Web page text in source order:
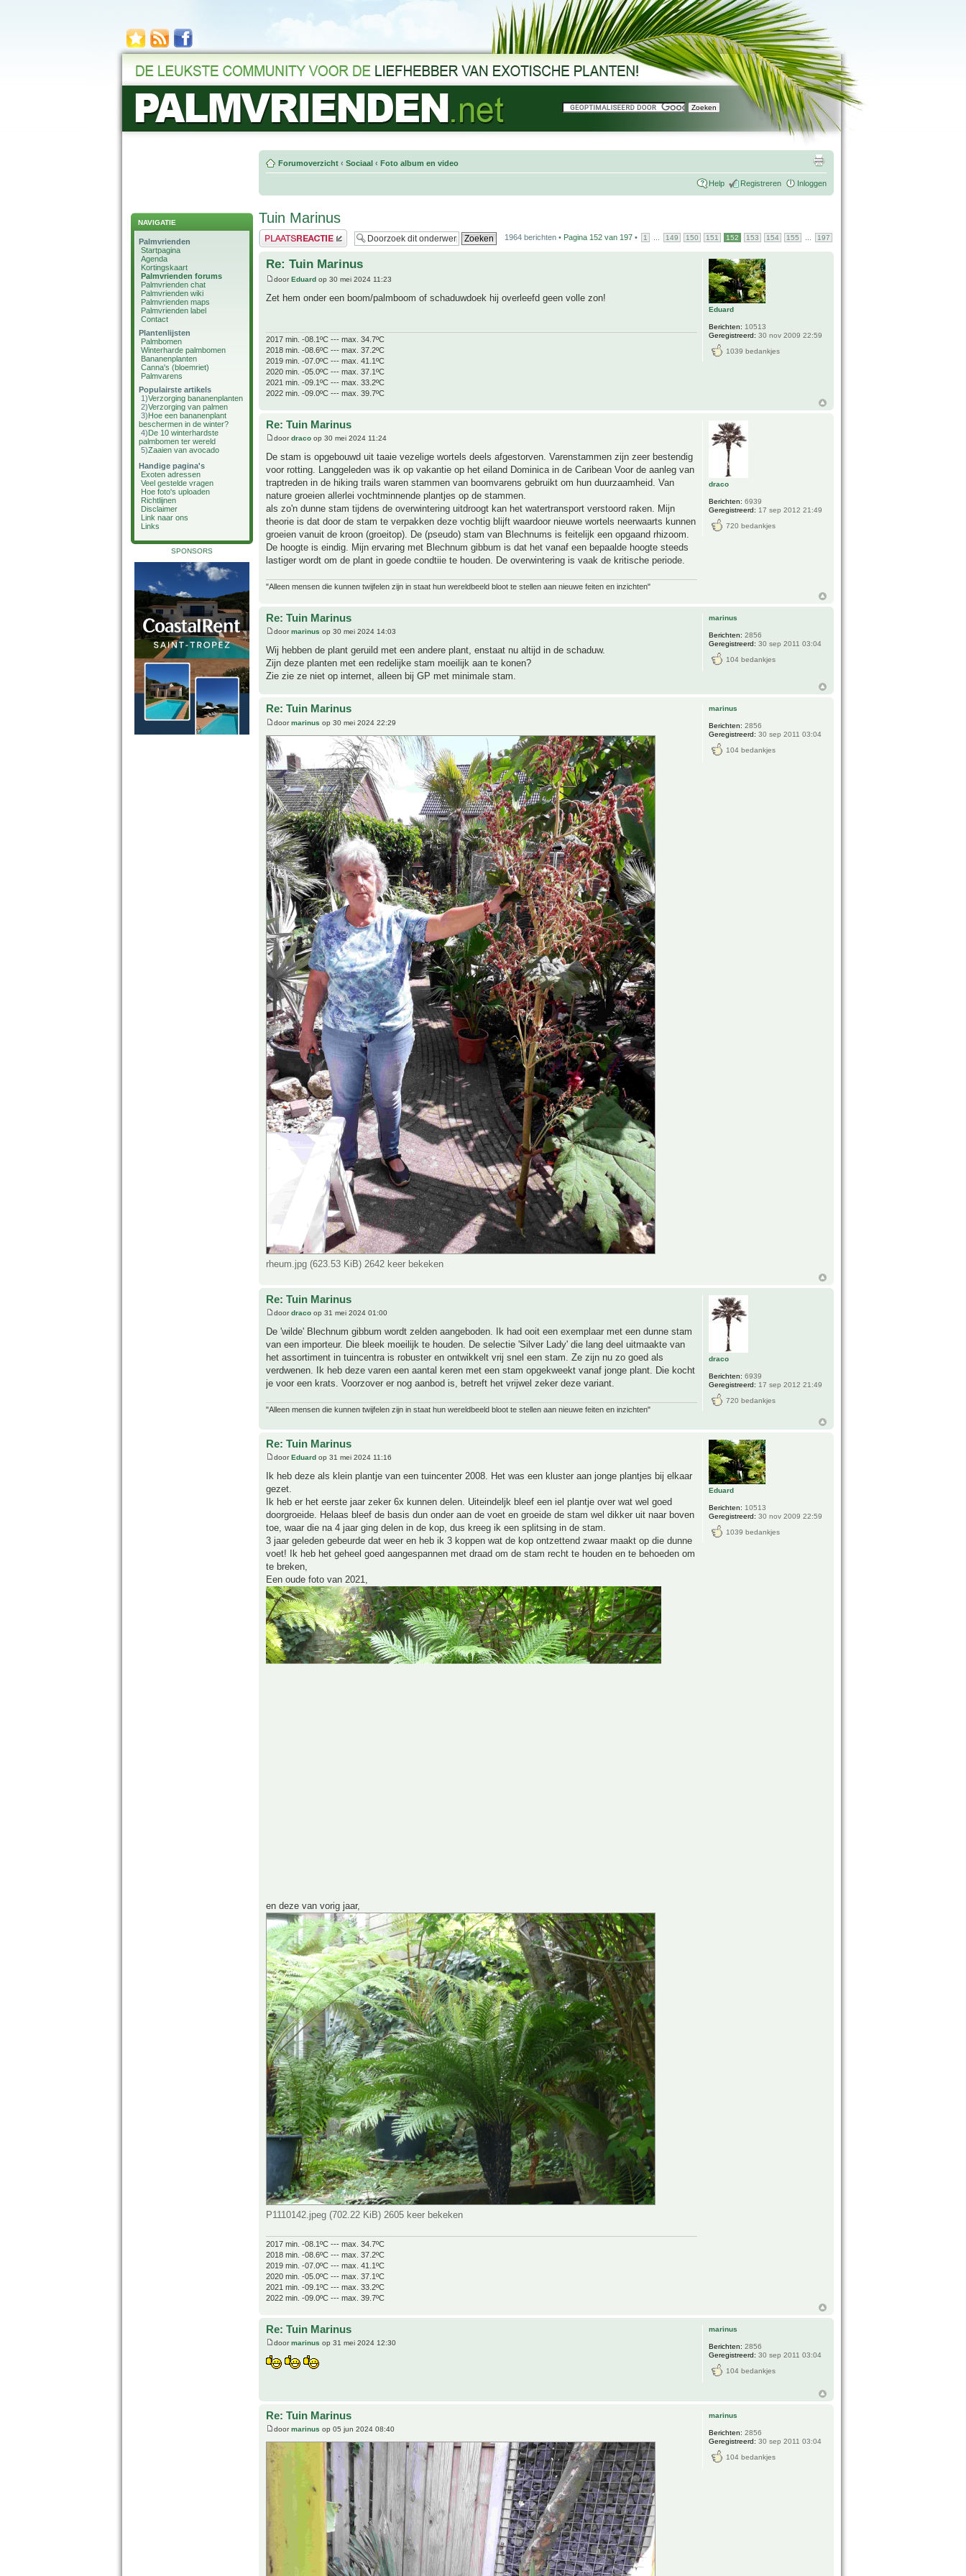
NAVIGATIE
Palmvrienden
Startpagina
Agenda
Kortingskaart
Palmvrienden forums
Palmvrienden chat
Palmvrienden wiki
Palmvrienden maps
Palmvrienden label
Contact
Plantenlijsten
Palmbomen
Winterharde palmbomen
Bananenplanten
Canna's (bloemriet)
Palmvarens
Populairste artikels
1)Verzorging bananenplanten
2)Verzorging van palmen
3)Hoe een bananenplant
beschermen in de winter?
4)De 10 winterhardste
palmbomen ter wereld
5)Zaaien van avocado
Handige pagina's
Exoten adressen
Veel gestelde vragen
Hoe foto's uploaden
Richtlijnen
Disclaimer
Link naar ons
Links
SPONSORS
Forumoverzicht ‹ Sociaal ‹ Foto album en video
Help Registreren Inloggen
Tuin Marinus
Plaats een reactie 1964 berichten • Pagina 152 van 197 • 1 149 150 151 152 153 154 155 197
Re: Tuin Marinus
doorEduard op 30 mei 2024 11:23
Zet hem onder een boom/palmboom of schaduwdoek hij overleefd geen volle zon!
2017 min. -08.1ºC --- max. 34.7ºC
2018 min. -08.6ºC --- max. 37.2ºC
2019 min. -07.0ºC --- max. 41.1ºC
2020 min. -05.0ºC --- max. 37.1ºC
2021 min. -09.1ºC --- max. 33.2ºC
2022 min. -09.0ºC --- max. 39.7ºC
Eduard
Berichten: 10513
Geregistreerd: 30 nov 2009 22:59
1039 bedankjes
Re: Tuin Marinus
doordraco op 30 mei 2024 11:24
De stam is opgebouwd uit taaie vezelige wortels deels afgestorven. Varenstammen zijn zeer bestendig
voor rotting. Langgeleden was ik op vakantie op het eiland Dominica in de Caribean Voor de aanleg van
traptreden in de hiking trails waren stammen van boomvarens gebruikt om hun duurzaamheid. Van
nature groeien allerlei vochtminnende plantjes op de stammen.
als zo'n dunne stam tijdens de overwintering uitdroogt kan het watertransport verstoord raken. Mijn
theorie is dat door de stam te verpakken deze vochtig blijft waardoor nieuwe wortels neerwaarts kunnen
groeien vanuit de kroon (groeitop). De (pseudo) stam van Blechnums is feitelijk een opgaand rhizoom.
De hoogte is eindig. Mijn ervaring met Blechnum gibbum is dat het vanaf een bepaalde hoogte steeds
lastiger wordt om de plant in goede condtiie te houden. De overwintering is vaak de kritische periode.
"Alleen mensen die kunnen twijfelen zijn in staat hun wereldbeeld bloot te stellen aan nieuwe feiten en inzichten"
draco
Berichten: 6939
Geregistreerd: 17 sep 2012 21:49
720 bedankjes
Re: Tuin Marinus
doormarinus op 30 mei 2024 14:03
Wij hebben de plant geruild met een andere plant, enstaat nu altijd in de schaduw.
Zijn deze planten met een redelijke stam moeilijk aan te konen?
Zie zie ze niet op internet, alleen bij GP met minimale stam.
marinus
Berichten: 2856
Geregistreerd: 30 sep 2011 03:04
104 bedankjes
Re: Tuin Marinus
doormarinus op 30 mei 2024 22:29
rheum.jpg (623.53 KiB) 2642 keer bekeken
marinus
Berichten: 2856
Geregistreerd: 30 sep 2011 03:04
104 bedankjes
Re: Tuin Marinus
doordraco op 31 mei 2024 01:00
De 'wilde' Blechnum gibbum wordt zelden aangeboden. Ik had ooit een exemplaar met een dunne stam
van een importeur. Die bleek moeilijk te houden. De selectie 'Silver Lady' die lang deel uitmaakte van
het assortiment in tuincentra is robuster en ontwikkelt vrij snel een stam. Ze zijn nu zo goed als
verdwenen. Ik heb deze varen een aantal keren met een stam opgekweekt vanaf jonge plant. Die kocht
je voor een krats. Voorzover er nog aanbod is, betreft het vrijwel zeker deze variant.
"Alleen mensen die kunnen twijfelen zijn in staat hun wereldbeeld bloot te stellen aan nieuwe feiten en inzichten"
draco
Berichten: 6939
Geregistreerd: 17 sep 2012 21:49
720 bedankjes
Re: Tuin Marinus
door Eduard op 31 mei 2024 11:16
Ik heb deze als klein plantje van een tuincenter 2008. Het was een kluster aan jonge plantjes bij elkaar
gezet.
Ik heb er het eerste jaar zeker 6x kunnen delen. Uiteindeljk bleef een iel plantje over wat wel goed
doorgroeide. Helaas bleef de basis dun onder aan de voet en groeide de stam wel dikker uit naar boven
toe, waar die na 4 jaar ging delen in de kop, dus kreeg ik een splitsing in de stam.
3 jaar geleden gebeurde dat weer en heb ik 3 koppen wat de kop ontzettend zwaar maakt op die dunne
voet! Ik heb het geheel goed aangespannen met draad om de stam recht te houden en te behoeden om
te breken,
Een oude foto van 2021,
en deze van vorig jaar,
P1110142.jpeg (702.22 KiB) 2605 keer bekeken
2017 min. -08.1ºC --- max. 34.7ºC
2018 min. -08.6ºC --- max. 37.2ºC
2019 min. -07.0ºC --- max. 41.1ºC
2020 min. -05.0ºC --- max. 37.1ºC
2021 min. -09.1ºC --- max. 33.2ºC
2022 min. -09.0ºC --- max. 39.7ºC
Eduard
Berichten: 10513
Geregistreerd: 30 nov 2009 22:59
1039 bedankjes
Re: Tuin Marinus
doormarinus op 31 mei 2024 12:30
marinus
Berichten: 2856
Geregistreerd: 30 sep 2011 03:04
104 bedankjes
Re: Tuin Marinus
doormarinus op 05 jun 2024 08:40
marinus
Berichten: 2856
Geregistreerd: 30 sep 2011 03:04
104 bedankjes